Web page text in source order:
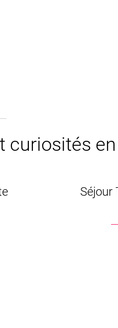
curiosités
Séjour